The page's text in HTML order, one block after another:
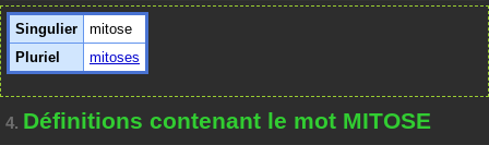
Singulier
mitose
Pluriel
mitoses
4. Définitions contenant le mot MITOSE